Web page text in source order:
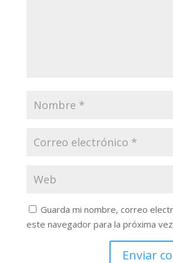
Guarda mi nombre, correo
este navegador para la próxima